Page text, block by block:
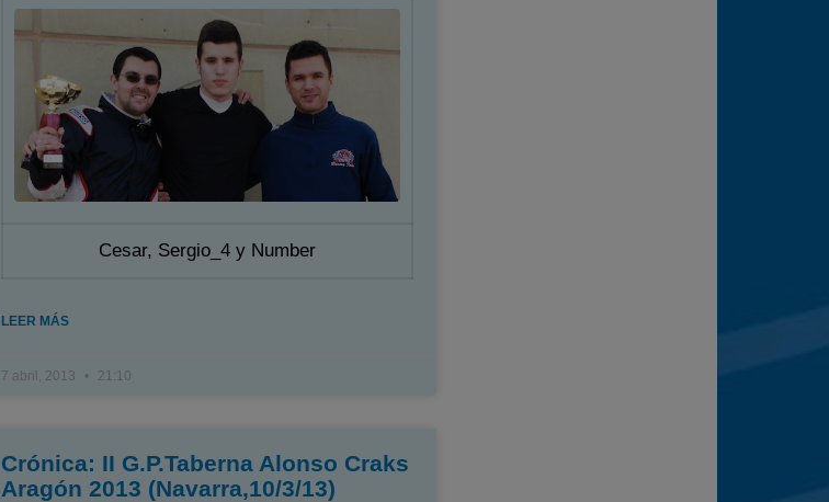
Cesar, Sergio_4 y Number
LEER MÁS
7 abril, 2013 21:10
Crónica: II G.P.Taberna Alonso Craks
Aragón 2013 (Navarra,10/3/13)